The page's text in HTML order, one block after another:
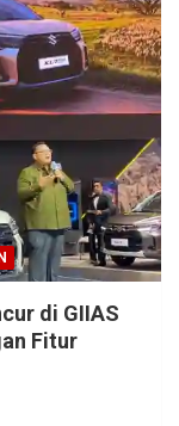
di GIIAS
Fitur